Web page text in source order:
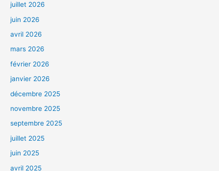
juillet 2026
juin 2026
avril 2026
mars 2026
février 2026
janvier 2026
décembre 2025
novembre 2025
septembre 2025
juillet 2025
juin 2025
avril 2025